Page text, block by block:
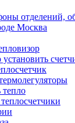
отделений,
Москва
тепло